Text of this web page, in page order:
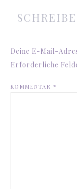
Deine E-Mail-
Erforderliche
KOMMENTAR*